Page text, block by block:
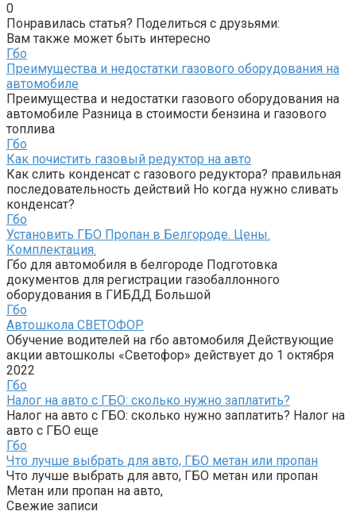
0
Понравилась статья? Поделиться с друзьями:
Вам также может быть интересно
Гбо
Преимущества и недостатки газового оборудования на
автомобиле
Преимущества и недостатки газового оборудования на
автомобиле Разница в стоимости бензина и газового
топлива
Гбо
Как почистить газовый редуктор на авто
Как слить конденсат с газового редуктора? правильная
последовательность действий Но когда нужно сливать
конденсат?
Гбо
Установить ГБО Пропан в Белгороде. Цены.
Комплектация.
Гбо для автомобиля в белгороде Подготовка
документов для регистрации газобаллонного
оборудования в ГИБДД Большой
Гбо
Автошкола СВЕТОФОР
Обучение водителей на гбо автомобиля Действующие
акции автошколы «Светофор» действует до 1 октября
2022
Гбо
Налог на авто с ГБО: сколько нужно заплатить?
Налог на авто с ГБО: сколько нужно заплатить? Налог на
авто с ГБО еще
Гбо
Что лучше выбрать для авто, ГБО метан или пропан
Что лучше выбрать для авто, ГБО метан или пропан
Метан или пропан на авто,
Свежие записи